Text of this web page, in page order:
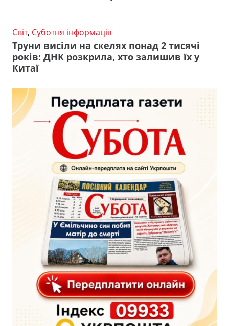
Світ, Суботня інформація
Труни висіли на скелях понад 2 тисячі
років: ДНК розкрила, хто залишив їх у
Китаї